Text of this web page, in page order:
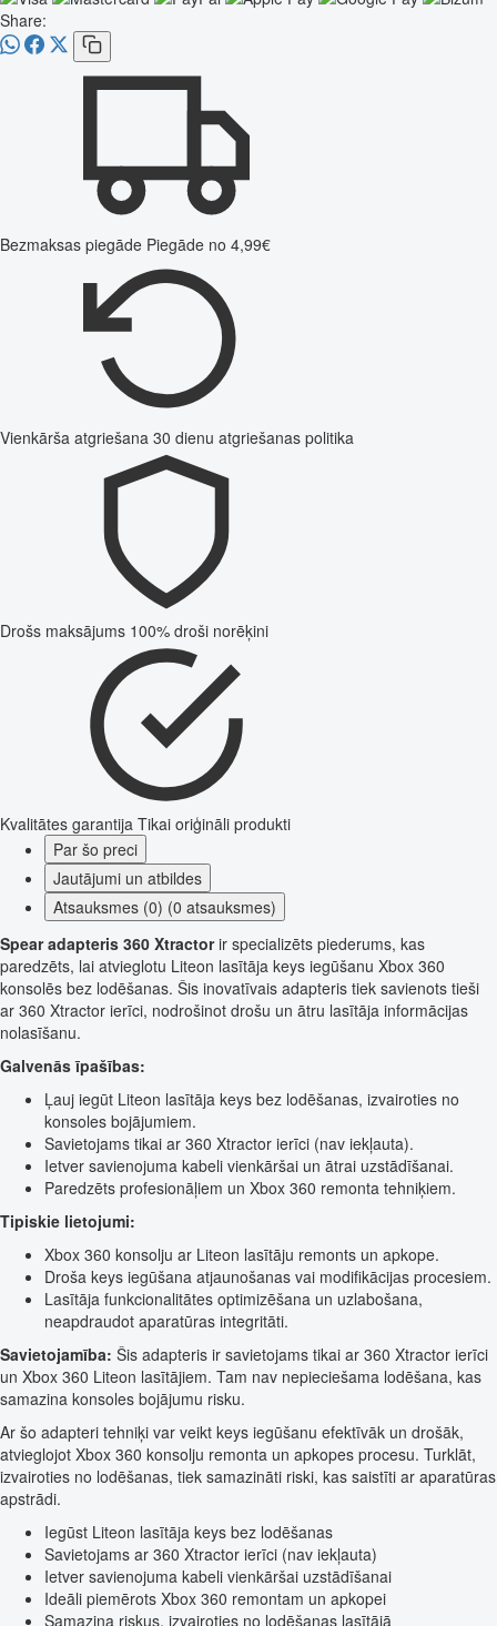
Share:
Bezmaksas piegāde Piegāde no 4,99€
Vienkārša atgriešana 30 dienu atgriešanas politika
Drošs maksājums 100% droši norēķini
Kvalitātes garantija Tikai oriģināli produkti
Par šo preci
Jautājumi un atbildes
Atsauksmes (0) (0 atsauksmes)
Spear adapteris 360 Xtractorir specializēts piederums, kas
paredzēts, lai atvieglotu Liteon lasītāja keys iegūšanu Xbox 360
konsolēs bez lodēšanas. Šis inovatīvais adapteris tiek savienots tieši
ar 360 Xtractor ierīci, nodrošinot drošu un ātru lasītāja informācijas
nolasīšanu.
Galvenās īpašības:
Ļauj iegūt Liteon lasītāja keys bez lodēšanas, izvairoties no
konsoles bojājumiem.
Savietojams tikai ar 360 Xtractor ierīci (nav iekļauta).
Ietver savienojuma kabeli vienkāršai un ātrai uzstādīšanai.
Paredzēts profesionāļiem un Xbox 360 remonta tehniķiem.
Tipiskie lietojumi:
Xbox 360 konsolju ar Liteon lasītāju remonts un apkope.
Droša keys iegūšana atjaunošanas vai modifikācijas procesiem.
Lasītāja funkcionalitātes optimizēšana un uzlabošana,
neapdraudot aparatūras integritāti.
Savietojamība: Šis adapteris ir savietojams tikai ar 360 Xtractor ierīci
un Xbox 360 Liteon lasītājiem. Tam nav nepieciešama lodēšana, kas
samazina konsoles bojājumu risku.
Ar šo adapteri tehniķi var veikt keys iegūšanu efektīvāk un drošāk,
atvieglojot Xbox 360 konsolju remonta un apkopes procesu. Turklāt,
izvairoties no lodēšanas, tiek samazināti riski, kas saistīti ar aparatūras
apstrādi.
Iegūst Liteon lasītāja keys bez lodēšanas
Savietojams ar 360 Xtractor ierīci (nav iekļauta)
Ietver savienojuma kabeli vienkāršai uzstādīšanai
Ideāli piemērots Xbox 360 remontam un apkopei
Samazina riskus, izvairoties no lodēšanas lasītājā